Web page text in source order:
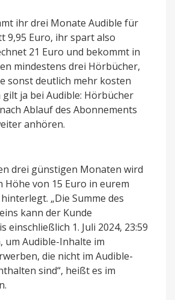
ihr drei Monate Audible für
9,95 Euro, ihr spart also
21 Euro und bekommt in
mindestens drei Hörbücher,
sonst deutlich mehr kosten
gilt ja bei Audible: Hörbücher
Ablauf des Abonnements
anhören.
drei günstigen Monaten wird
Höhe von 15 Euro in eurem
„Die Summe des
kann der Kunde
einschließlich 1. Juli 2024, 23:59
um Audible-Inhalte im
die nicht im Audible-
sind“, heißt es im